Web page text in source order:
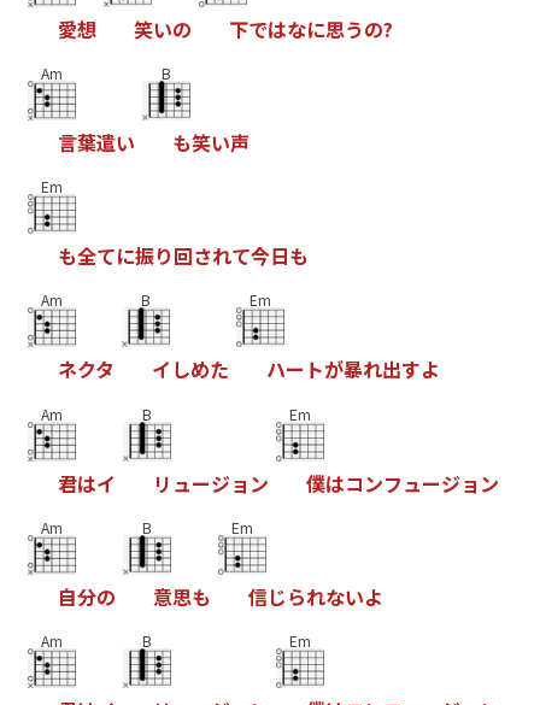
愛想 笑いの 下ではなに思うの?
Am
言葉遣い
B
も笑い声
Em
も全てに振り回されて今日も
Am
ネクタ
B
イ しめた
Em
ハー トが暴れ出すよ
Am
君はイ
B
リ ュージョ ン
Em
僕はコンフュージョ ン
Am
自分の
B
意思も
Em
信じられないよ
Am B Em